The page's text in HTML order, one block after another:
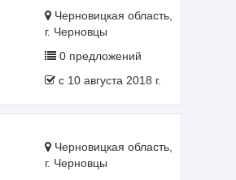
Черновицкая область,
г. Черновцы
0 предложений
c 10 августа 2018 г.
Черновицкая область,
г. Черновцы